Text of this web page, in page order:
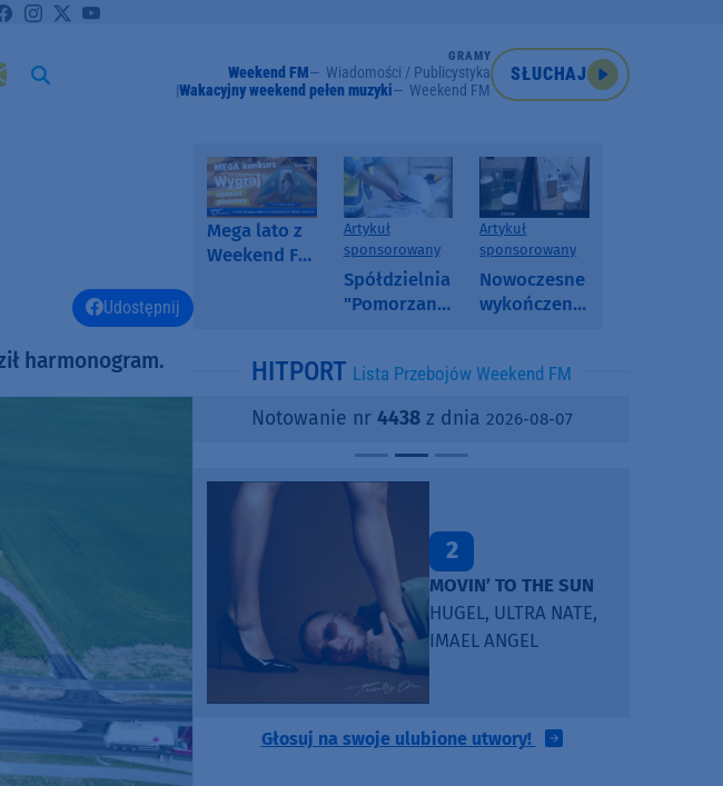
GRAMY
Weekend FM
Wiadomości / Publicystyka
Wakacyjny weekend pełen muzyki
Weekend FM
SŁUCHAJ
Udostępnij
harmonogram.
Mega lato z
Weekend FM
Artykuł
sponsorowany
Spółdzielnia
"Pomorzanka"
informuje o
i ofertach
najmu
Artykuł
sponsorowany
Nowoczesne
wykończenia
SPC, WPC i
kamienny
HITPORT Lista Przebojów Weekend FM
Notowanie nr 4438z dnia 2026-08-07
2
MOVIN’ TO THE SUN
HUGEL, ULTRA NATE,
IMAEL ANGEL
Głosuj na swoje ulubione utwory!